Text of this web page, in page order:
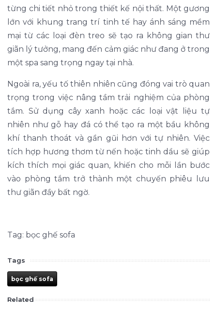
từng chi tiết nhỏ trong thiết kế nội thất. Một gương
lớn với khung trang trí tinh tế hay ánh sáng mềm
mại từ các loại đèn treo sẽ tạo ra không gian thư
giãn lý tưởng, mang đến cảm giác như đang ở trong
một spa sang trọng ngay tại nhà.
Ngoài ra, yếu tố thiên nhiên cũng đóng vai trò quan
trọng trong việc nâng tầm trải nghiệm của phòng
tắm. Sử dụng cây xanh hoặc các loại vật liệu tự
nhiên như gỗ hay đá có thể tạo ra một bầu không
khí thanh thoát và gần gũi hơn với tự nhiên. Việc
tích hợp hương thơm từ nến hoặc tinh dầu sẽ giúp
kích thích mọi giác quan, khiến cho mỗi lần bước
vào phòng tắm trở thành một chuyến phiêu lưu
thư giãn đầy bất ngờ.
Tag: bọc ghế sofa
Tags
bọc ghế sofa
Related